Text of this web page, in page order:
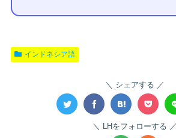
インドネシア語
シェアする
LHをフォローする